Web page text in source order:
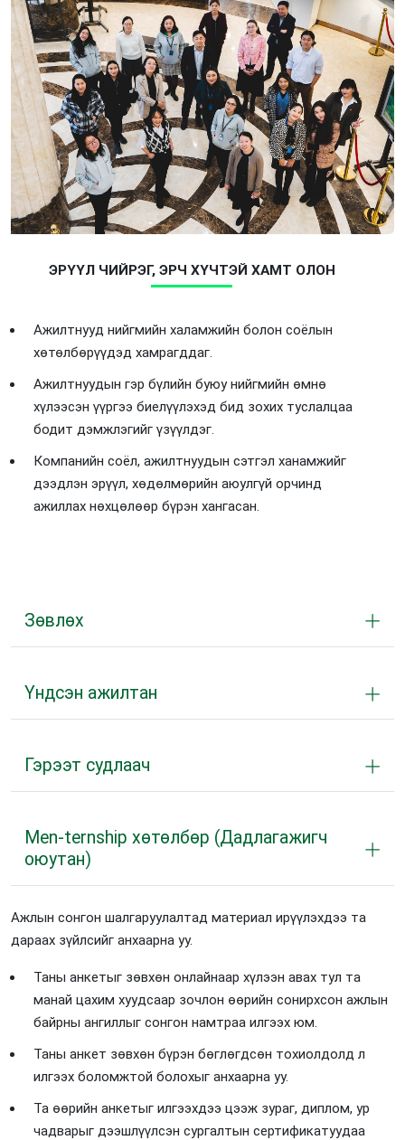
ЭРҮҮЛ ЧИЙРЭГ, ЭРЧ ХҮЧТЭЙ ХАМТ ОЛОН
Ажилтнууд нийгмийн халамжийн болон соёлын
хөтөлбөрүүдэд хамрагддаг.
Ажилтнуудын гэр бүлийн буюу нийгмийн өмнө
хүлээсэн үүргээ биелүүлэхэд бид зохих туслалцаа
бодит дэмжлэгийг үзүүлдэг.
Компанийн соёл, ажилтнуудын сэтгэл ханамжийг
дээдлэн эрүүл, хөдөлмөрийн аюулгүй орчинд
ажиллах нөхцөлөөр бүрэн хангасан.
Зөвлөх
Үндсэн ажилтан
Гэрээт судлаач
Men-ternship хөтөлбөр (Дадлагажигч
оюутан)
Ажлын сонгон шалгаруулалтад материал ирүүлэхдээ та
дараах зүйлсийг анхаарна уу.
Таны анкетыг зөвхөн онлайнаар хүлээн авах тул та
манай цахим хуудсаар зочлон өөрийн сонирхсон ажлын
байрны ангиллыг сонгон намтраа илгээх юм.
Таны анкет зөвхөн бүрэн бөглөгдсөн тохиолдолд л
илгээх боломжтой болохыг анхаарна уу.
Та өөрийн анкетыг илгээхдээ цээж зураг, диплом, ур
чадварыг дээшлүүлсэн сургалтын сертификатуудаа